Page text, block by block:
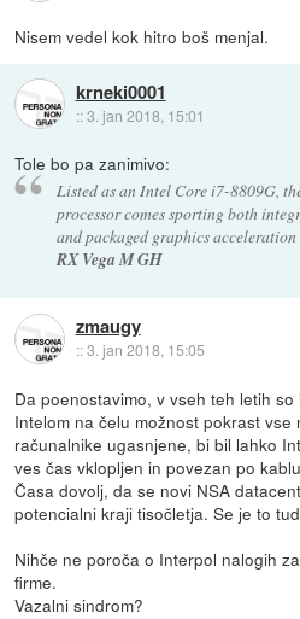
Nisem vedel kok hitro boš menjal.
krneki0001
::3. jan 2018, 15:01
Tole bo pa zanimivo:
Listed as an Intel Core i7-8809G,
processor comes sporting both
and packaged graphics
RX Vega M GH
zmaugy
::3. jan 2018, 15:05
Da poenostavimo, v vseh teh letih
Intelom na čelu možnost pokrast
računalnike ugasnjene, bi bil lahko
ves čas vklopljen in povezan po
Časa dovolj, da se novi NSA
potencialni kraji tisočletja. Se je to
Nihče ne poroča o Interpol nalogih
firme.
Vazalni sindrom?